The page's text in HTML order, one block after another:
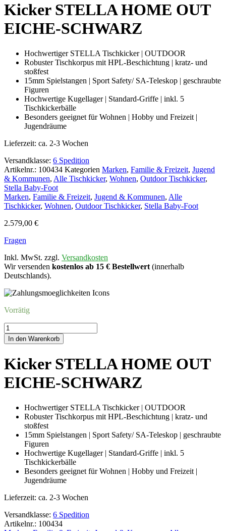
Kicker STELLA HOME OUT
EICHE-SCHWARZ
Hochwertiger STELLA Tischkicker | OUTDOOR
Robuster Tischkorpus mit HPL-Beschichtung | kratz- und
stoßfest
15mm Spielstangen | Sport Safety/ SA-Teleskop | geschraubte
Figuren
Hochwertige Kugellager | Standard-Griffe | inkl. 5
Tischkickerbälle
Besonders geeignet für Wohnen | Hobby und Freizeit |
Jugendräume
Lieferzeit: ca. 2-3 Wochen
Versandklasse: 6 Spedition
Artikelnr.: 100434 Kategorien Marken, Familie & Freizeit, Jugend
& Kommunen, Alle Tischkicker, Wohnen, Outdoor Tischkicker,
Stella Baby-Foot
Marken, Familie & Freizeit, Jugend & Kommunen, Alle
Tischkicker, Wohnen, Outdoor Tischkicker, Stella Baby-Foot
2.579,00 €
Fragen
Inkl. MwSt. zzgl. Versandkosten
Wir versenden kostenlos ab 15 € Bestellwert (innerhalb
Deutschlands).
Vorrätig
Kicker
STELLA
HOME
SCHWARZ
Menge
In den Warenkorb
Kicker STELLA HOME OUT
EICHE-SCHWARZ
Hochwertiger STELLA Tischkicker | OUTDOOR
Robuster Tischkorpus mit HPL-Beschichtung | kratz- und
stoßfest
15mm Spielstangen | Sport Safety/ SA-Teleskop | geschraubte
Figuren
Hochwertige Kugellager | Standard-Griffe | inkl. 5
Tischkickerbälle
Besonders geeignet für Wohnen | Hobby und Freizeit |
Jugendräume
Lieferzeit: ca. 2-3 Wochen
Versandklasse: 6 Spedition
Artikelnr.: 100434